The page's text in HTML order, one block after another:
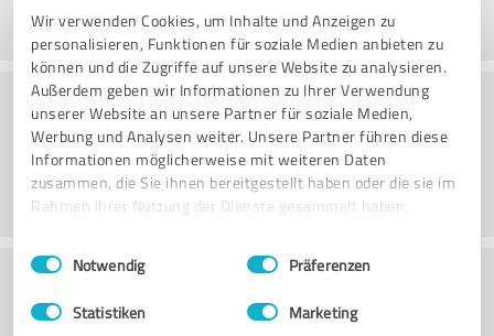
Wir verwenden Cookies, um Inhalte und Anzeigen zu
personalisieren, Funktionen für soziale Medien anbieten zu
können und die Zugriffe auf unsere Website zu analysieren.
Außerdem geben wir Informationen zu Ihrer Verwendung
unserer Website an unsere Partner für soziale Medien,
Werbung und Analysen weiter. Unsere Partner führen diese
Informationen möglicherweise mit weiteren Daten
zusammen, die Sie ihnen bereitgestellt haben oder die sie im
Rahmen Ihrer Nutzung der Dienste gesammelt haben.
Impressum Datenschutzbestimmungen
Einwilligungsauswahl
Notwendig Präferenzen
Statistiken Marketing
Konsultatsioon
Klienditeenindus